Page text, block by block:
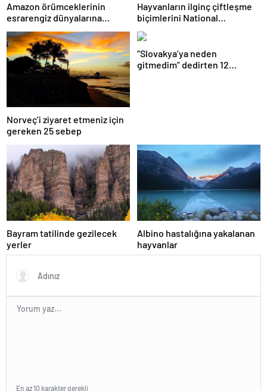
Amazon örümceklerinin
esrarengiz dünyalarına
gitmeye hazır olun.
Hayvanların ilginç çiftleşme
biçimlerini National
Geographic görüntüledi.
Norveç’i ziyaret etmeniz için
gereken 25 sebep
“Slovakya’ya neden
gitmedim” dedirten 12
Bayram tatilinde gezilecek
yerler
Albino hastalığına yakalanan
hayvanlar
En az 10 karakter gerekli